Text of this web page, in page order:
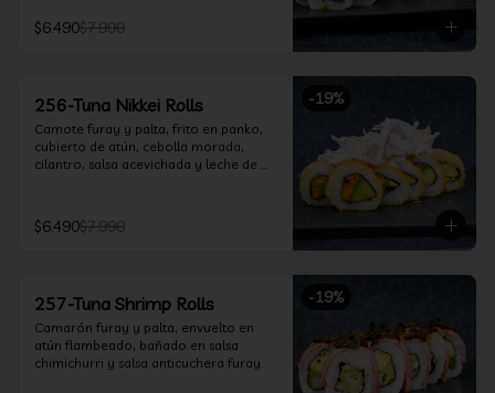
$6.490$7.990
-19%
256-Tuna Nikkei Rolls
Camote furay y palta, frito en panko,
cubierto de atún, cebolla morada,
cilantro, salsa acevichada y leche de
$6.490$7.990
-19%
257-Tuna Shrimp Rolls
Camarón furay y palta, envuelto en
atún flambeado, bañado en salsa
chimichurri y salsa anticuchera furay.